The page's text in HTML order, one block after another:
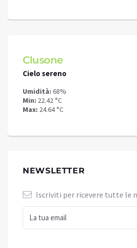
Clusone
Cielo sereno
Umidità: 68%
Min: 22.42 °C
Max: 24.64 °C
NEWSLETTER
Iscriviti per ricevere tutte le